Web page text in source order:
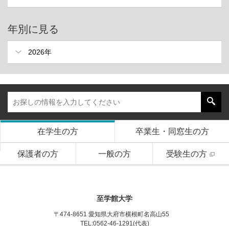
年別に見る
在学生の方 卒業生・同窓生の方
保護者の方 一般の方 受験生の方
至学館大学
〒474-8651 愛知県大府市横根町名高山55
TEL:0562-46-1291(代表)